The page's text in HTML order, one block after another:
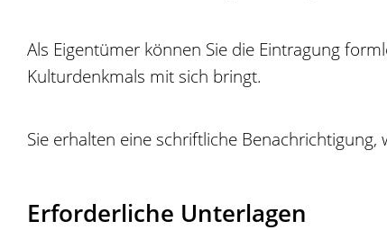
Als Eigentümer können Sie die Eintragung
Kulturdenkmals mit sich bringt.
Sie erhalten eine schriftliche Benachrichtigung,
Erforderliche Unterlagen